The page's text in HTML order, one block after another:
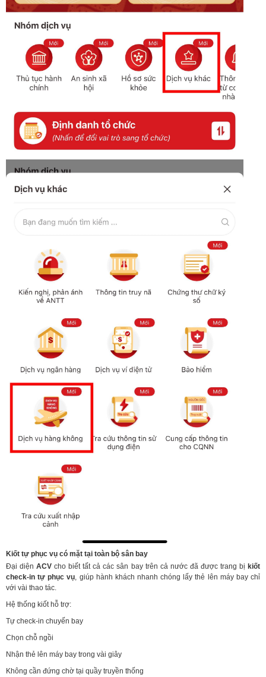
Kiốt tự phục vụ có mặt tại toàn bộ sân bay
Đại diệnACV cho biết tất cả các sân bay trên cả nước đã được trang bịkiốt
check-in tự phục vụ, giúp hành khách nhanh chóng lấy thẻ lên máy bay chỉ
với vài thao tác.
Hệ thống kiốt hỗ trợ:
Tự check-in chuyến bay
Chọn chỗ ngồi
Nhận thẻ lên máy bay trong vài giây
Không cần đứng chờ tại quầy truyền thống